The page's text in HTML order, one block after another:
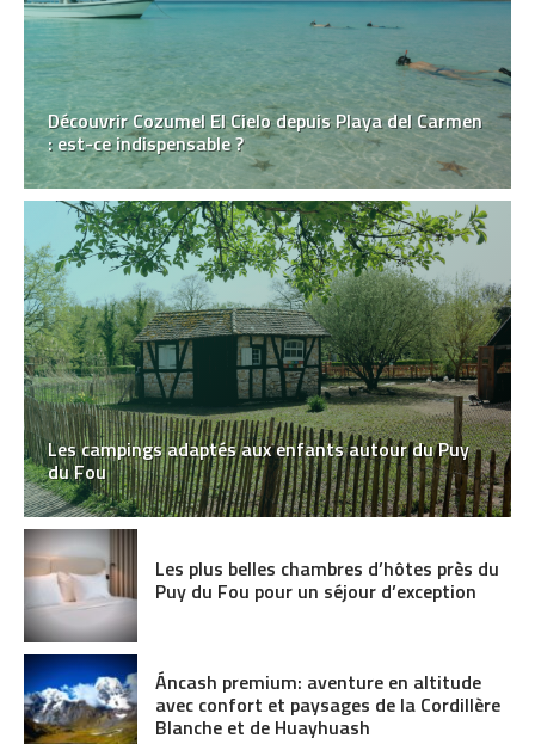
Découvrir Cozumel El Cielo depuis Playa del Carmen
: est-ce indispensable ?
Les campings adaptés aux enfants autour du Puy
du Fou
Les plus belles chambres d’hôtes près du
Puy du Fou pour un séjour d’exception
Áncash premium: aventure en altitude
avec confort et paysages de la Cordillère
Blanche et de Huayhuash